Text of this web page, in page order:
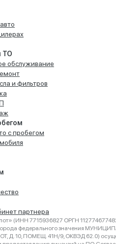
ТО
обслуживание
и фильтров
с пробегом
партнера
(ИНН 7715936827 ОРГН
федерального значения
Д. 10, ПОМЕЩ. 41Н/9, ОКВЭД 62.0)